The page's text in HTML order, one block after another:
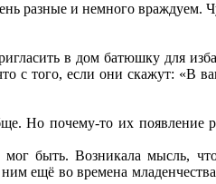
разные и немного враждуем.
в дом батюшку для
с того, если они скажут: «В
Но почему-то их появление
быть. Возникала мысль,
ещё во времена